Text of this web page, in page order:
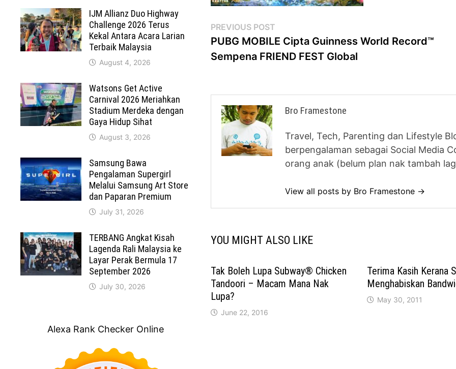
Post
navigation
PREVIOUS POST
post:
PUBG MOBILE Cipta Guinness World Record™
Sempena FRIEND FEST Global
Bro Framestone
Travel, Tech, Parenting dan Lifestyle
berpengalaman sebagai Social Media
orang anak (belum plan nak tambah
View all posts by Bro Framestone →
YOU MIGHT ALSO LIKE
Tak Boleh Lupa Subway® Chicken
Tandoori – Macam Mana Nak
Lupa?
June 22, 2016
Terima Kasih Kerana
Menghabiskan
May 30, 2011
IJM Allianz Duo Highway
Challenge 2026 Terus
Kekal Antara Acara Larian
Terbaik Malaysia
August 4, 2026
Watsons Get Active
Carnival 2026 Meriahkan
Stadium Merdeka dengan
Gaya Hidup Sihat
August 3, 2026
Samsung Bawa
Pengalaman Supergirl
Melalui Samsung Art Store
dan Paparan Premium
July 31, 2026
TERBANG Angkat Kisah
Lagenda Rali Malaysia ke
Layar Perak Bermula 17
September 2026
July 30, 2026
Alexa Rank Checker Online